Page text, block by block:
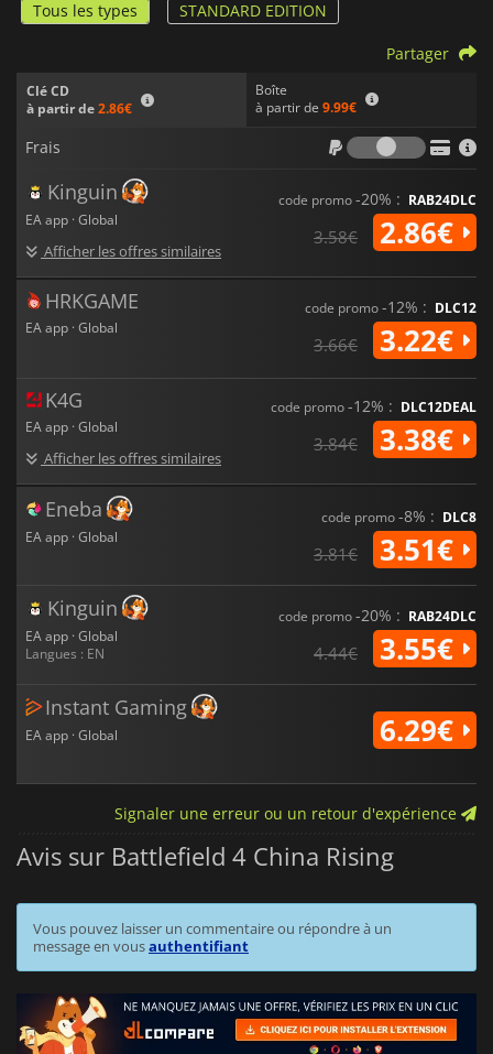
Tous les types STANDARD EDITION
Clé CD
à partir de2.86€
Boîte
à partir de 9.99€
Partager
Frais
Frais
Kinguin
EA app · Global
Afficher les offres similaires
code promo-20% : RAB24DLC
3.58€ 2.86€
HRKGAME
EA app · Global
code promo-12% : DLC12
3.66€ 3.22€
K4G
EA app · Global
Afficher les offres similaires
code promo-12% : DLC12DEAL
3.84€ 3.38€
Eneba
EA app · Global
code promo-8% : DLC8
3.81€ 3.51€
Kinguin
EA app · Global
Langues : EN
code promo-20% : RAB24DLC
4.44€ 3.55€
Instant Gaming
EA app · Global 6.29€
Signaler une erreur ou un retour d'expérience
Avis sur Battlefield 4 China Rising
Vous pouvez laisser un commentaire ou répondre à un
message en vousauthentifiant